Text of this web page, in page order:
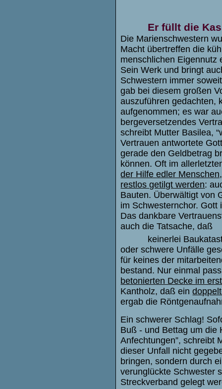
Er füllt die
Die Marienschwestern
Macht übertreffen die
menschlichen Eigennutz
Sein Werk und bringt
Schwestern immer
gab bei diesem großen
auszuführen gedachten,
aufgenommen; es war
bergeversetzendes
schreibt Mutter Basilea,
Vertrauen antwortete
gerade den Geldbetrag
können. Oft im
der Hilfe edler
restlos getilgt werden:
Bauten. Überwältigt von
im Schwesternchor. Gott
Das dankbare
auch die Tatsache, daß
keinerlei
oder schwere Unfälle
für keines der
bestand. Nur einmal
betonierten Decke im
Kantholz, daß ein
ergab die
Ein schwerer Schlag!
Buß - und Bettag um die
Anfechtungen”, schreibt
dieser Unfall nicht
bringen, sondern durch
verunglückte Schwester
Streckverband gelegt